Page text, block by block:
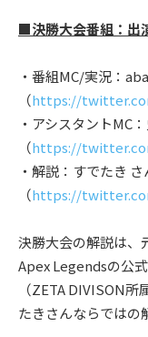
■決勝大会番組：出
・番組MC/実況：
（https://
・アシスタントMC
（https://
・解説：すでたき さ
（https://
決勝大会の解説は、
Apex Legendsの公
（ZETA DIVISON
たきさんならではの